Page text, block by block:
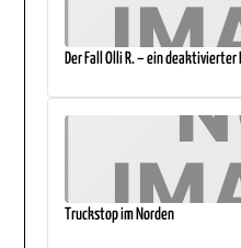
Der Fall Olli R. – ein
Truckstop im Norden